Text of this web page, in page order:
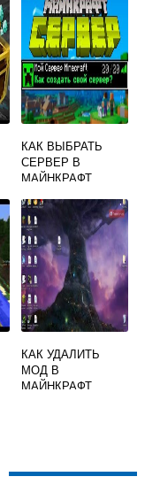
КАК ВЫБРАТЬ
СЕРВЕР В
МАЙНКРАФТ
КАК УДАЛИТЬ
МОД В
МАЙНКРАФТ